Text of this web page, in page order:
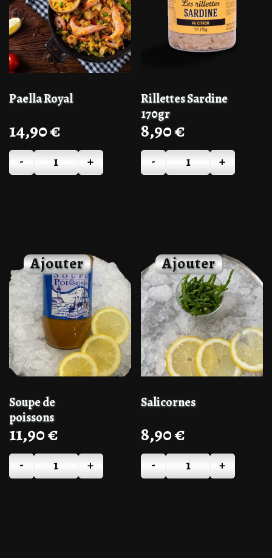
Paella Royal
14,90€
Quantité
- +
Rillettes Sardine
170gr
8,90€
Quantité
- +
Soupe de
poissons
11,90€
Quantité
- +
Salicornes
8,90€
Quantité
- +